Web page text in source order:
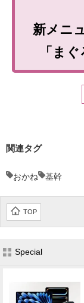
新メニ
「ま
関連タグ
おかね 基幹
TOP
Special